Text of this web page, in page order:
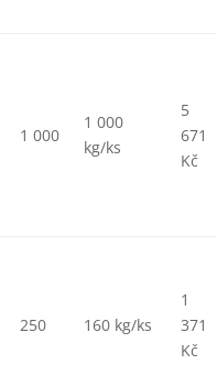
1 000
1 000
kg/ks
5
671
Kč
250 160 kg/ks
1
371
Kč